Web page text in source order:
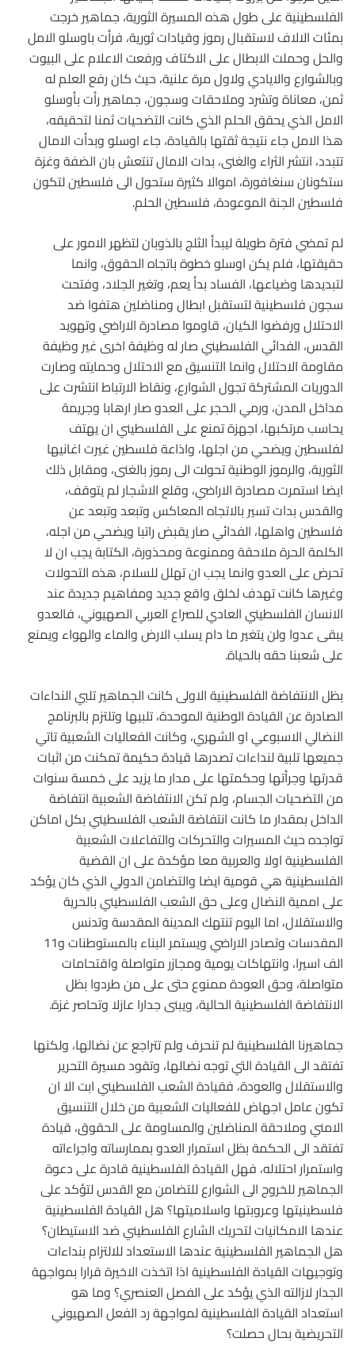
الفلسطينية على طول هذه المسيرة الثورية، جماهير خرجت
بمئات الالاف لاستقبال رموز وقيادات ثورية، فرأت باوسلو الامل
والحل وحملت الابطال على الاكتاف ورفعت الاعلام على البيوت
وبالشوارع والايادي ولاول مرة علنية، حيث كان رفع العلم له
ثمن، معاناة وتشرد وملاحقات وسجون، جماهير رأت بأوسلو
الامل الذي يحقق الحلم الذي كانت التضحيات ثمنا لتحقيقه،
هذا الامل جاء نتيجة ثقتها بالقيادة، جاء اوسلو وبدأت الامال
تتبدد، انتشر الثراء والغنى، بدات الامال تنتعش بان الضفة وغزة
ستكونان سنغافورة، اموالا كثيرة ستحول الى فلسطين لتكون
فلسطين الجنة الموعودة، فلسطين الحلم.
لم تمضي فترة طويلة ليبدأ الثلج بالذوبان لتظهر الامور على
حقيقتها، فلم يكن اوسلو خطوة باتجاه الحقوق، وانما
لتبديدها وضياعها، الفساد بدأ يعم، وتغير الجلاد، وفتحت
سجون فلسطينية لتستقبل ابطال ومناضلين هتفوا ضد
الاحتلال ورفضوا الكيان، قاوموا مصادرة الاراضي وتهويد
القدس، الفدائي الفلسطيني صار له وظيفة اخرى غير وظيفة
مقاومة الاحتلال وانما التنسيق مع الاحتلال وحمايته وصارت
الدوريات المشتركة تجول الشوارع، ونقاط الارتباط انتشرت على
مداخل المدن، ورمي الحجر على العدو صار ارهابا وجريمة
يحاسب مرتكبها، اجهزة تمنع على الفلسطيني ان يهتف
لفلسطين ويضحي من اجلها، واذاعة فلسطين غيرت اغانيها
الثورية، والرموز الوطنية تحولت الى رموز بالغنى، ومقابل ذلك
ايضا استمرت مصادرة الاراضي، وقلع الاشجار لم يتوقف،
والقدس بدات تسير بالاتجاه المعاكس وتبعد وتبعد عن
فلسطين واهلها، الفدائي صار يقبض راتبا ويضحي من اجله،
الكلمة الحرة ملاحقة وممنوعة ومحذورة، الكتابة يجب ان لا
تحرض على العدو وانما يجب ان تهلل للسلام، هذه التحولات
وغيرها كانت تهدف لخلق واقع جديد ومفاهيم جديدة عند
الانسان الفلسطيني العادي للصراع العربي الصهيوني، فالعدو
يبقى عدوا ولن يتغير ما دام يسلب الارض والماء والهواء ويمنع
على شعبنا حقه بالحياة.
بظل الانتفاضة الفلسطينية الاولى كانت الجماهير تلبي النداءات
الصادرة عن القيادة الوطنية الموحدة، تلبيها وتلتزم بالبرنامج
النضالي الاسبوعي او الشهري، وكانت الفعاليات الشعبية تاتي
جميعها تلبية لنداءات تصدرها قيادة حكيمة تمكنت من اثبات
قدرتها وجرأتها وحكمتها على مدار ما يزيد على خمسة سنوات
من التضحيات الجسام، ولم تكن الانتفاضة الشعبية انتفاضة
الداخل بمقدار ما كانت انتفاضة الشعب الفلسطيني بكل اماكن
تواجده حيث المسيرات والتحركات والتفاعلات الشعبية
الفلسطينية اولا والعربية معا مؤكدة على ان القضية
الفلسطينية هي قومية ايضا والتضامن الدولي الذي كان يؤكد
على اممية النضال وعلى حق الشعب الفلسطيني بالحرية
والاستقلال، اما اليوم تنتهك المدينة المقدسة وتدنس
المقدسات وتصادر الاراضي ويستمر البناء بالمستوطنات و11
الف اسيرا، وانتهاكات يومية ومجازر متواصلة واقتحامات
متواصلة، وحق العودة ممنوع حتى على من طردوا بظل
الانتفاضة الفلسطينية الحالية، ويبنى جدارا عازلا وتحاصر غزة.
جماهيرنا الفلسطينية لم تنحرف ولم تتراجع عن نضالها، ولكنها
تفتقد الى القيادة التي توجه نضالها، وتقود مسيرة التحرير
والاستقلال والعودة، فقيادة الشعب الفلسطيني ابت الا ان
تكون عامل اجهاض للفعاليات الشعبية من خلال التنسيق
الامني وملاحقة المناضلين والمساومة على الحقوق، قيادة
تفتقد الى الحكمة بظل استمرار العدو بممارساته واجراءاته
واستمرار احتلاله، فهل القيادة الفلسطينية قادرة على دعوة
الجماهير للخروج الى الشوارع للتضامن مع القدس لتؤكد على
فلسطينيتها وعروبتها واسلاميتها؟ هل القيادة الفلسطينية
عندها الامكانيات لتحريك الشارع الفلسطيني ضد الاستيطان؟
هل الجماهير الفلسطينية عندها الاستعداد للالتزام بنداءات
وتوجيهات القيادة الفلسطينية اذا اتخذت الاخيرة قرارا بمواجهة
الجدار لازالته الذي يؤكد على الفصل العنصري؟ وما هو
استعداد القيادة الفلسطينية لمواجهة رد الفعل الصهيوني
التحريضية بحال حصلت؟